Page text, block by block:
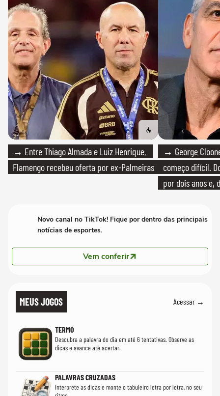
→ Entre Thiago Almada e Luiz Henrique,
Flamengo recebeu oferta por ex-Palmeiras
→ George
começo difícil.
por dois anos e,
Novo canal no TikTok! Fique por dentro das principais
notícias de esportes.
Vem conferir
MEUS JOGOS Acessar →
TERMO
Descubra a palavra do dia em até 6 tentativas. Observe as
dicas e avance até acertar.
PALAVRAS CRUZADAS
Interprete as dicas e monte o tabuleiro letra por letra, no seu